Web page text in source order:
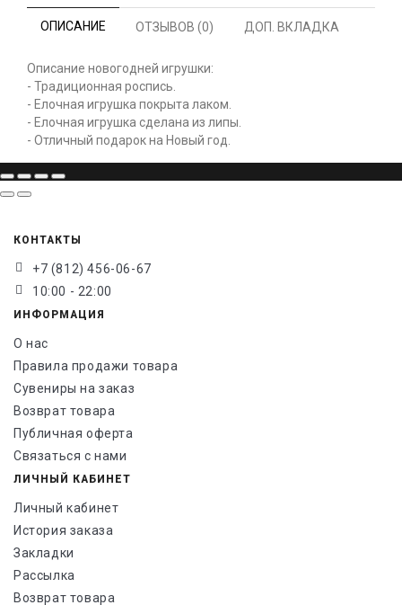
ОПИСАНИЕ ОТЗЫВОВ (0) ДОП. ВКЛАДКА
Описание новогодней игрушки:
- Традиционная роспись.
- Елочная игрушка покрыта лаком.
- Елочная игрушка сделана из липы.
- Отличный подарок на Новый год.
КОНТАКТЫ
+7 (812) 456-06-67
10:00 - 22:00
ИНФОРМАЦИЯ
О нас
Правила продажи товара
Сувениры на заказ
Возврат товара
Публичная оферта
Связаться с нами
ЛИЧНЫЙ КАБИНЕТ
Личный кабинет
История заказа
Закладки
Рассылка
Возврат товара